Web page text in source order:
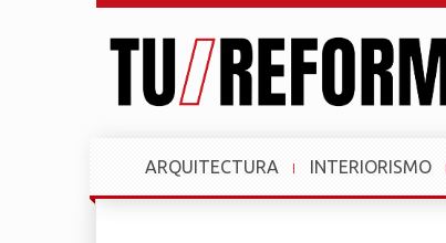
ARQUITECTURA INTERIORISMO